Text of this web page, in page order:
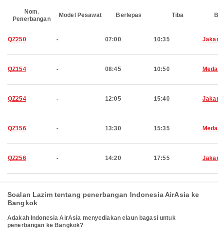
Nom.
Penerbangan
Model Pesawat Berlepas Tiba
QZ250 - 07:00 10:35
QZ154 - 08:45 10:50
QZ254 - 12:05 15:40
QZ156 - 13:30 15:35
QZ256 - 14:20 17:55
Soalan Lazim tentang penerbangan Indonesia AirAsia ke
Bangkok
Adakah Indonesia AirAsia menyediakan elaun bagasi untuk
penerbangan ke Bangkok?